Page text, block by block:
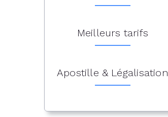
Meilleurs tarifs
Apostille & Légalisation